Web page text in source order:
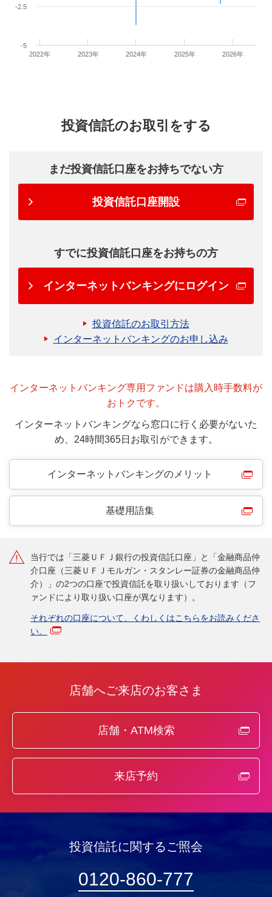
2022年 2023年 2024年 2025年 2026年
-5
-2.5
投資信託のお取引をする
まだ投資信託口座をお持ちでない方
投資信託口座開設
すでに投資信託口座をお持ちの方
インターネットバンキングにログイン
投資信託のお取引方法
インターネットバンキングのお申し込み
インターネットバンキング専用ファンドは購入時手数料が
おトクです。
インターネットバンキングなら窓口に行く必要がないた
め、24時間365日お取引ができます。
インターネットバンキングのメリット
基礎用語集
当行では「三菱ＵＦＪ銀行の投資信託口座」と「金融商品仲
介口座（三菱ＵＦＪモルガン・スタンレー証券の金融商品仲
介）」の2つの口座で投資信託を取り扱いしております（フ
ァンドにより取り扱い口座が異なります）。
それぞれの口座について、くわしくはこちらをお読みくださ
い。
店舗へご来店のお客さま
店舗・ATM検索
来店予約
投資信託に関するご照会
0120-860-777